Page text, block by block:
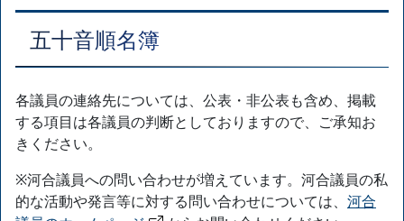
五十音順名簿
各議員の連絡先については、公表・非公表も含め、掲載
する項目は各議員の判断としておりますので、ご承知お
きください。
※河合議員への問い合わせが増えています。河合議員の私
的な活動や発言等に対する問い合わせについては、 河合